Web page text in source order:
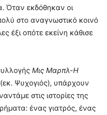
Όταν εκδόθηκαν οι
στο αναγνωστικό κοινό
έξι οπότε εκείνη κάθισε
Μις Μαρπλ-H
(εκ. Ψυχογιός), υπάρχουν
στις ιστορίες της
ένας γιατρός, ένας